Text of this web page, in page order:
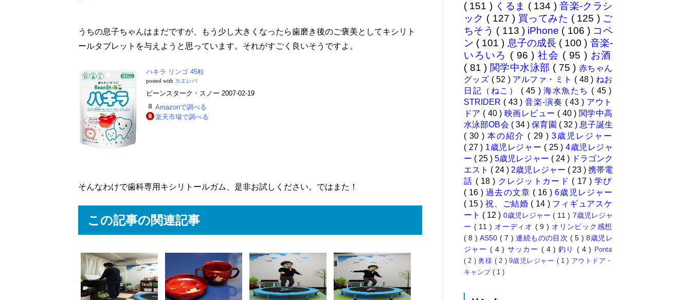
うちの息子ちゃんはまだですが、もう少し大きくなったら歯磨き後のご褒美としてキシリト
ールタブレットを与えようと思っています。それがすごく良いそうですよ。
ハキラ リンゴ 45粒
posted with カエレバ
ビーンスターク・スノー 2007-02-19
Amazonで調べる
楽天市場で調べる
そんなわけで歯科専用キシリトールガム、是非お試しください。ではまた！
この記事の関連記事
( 151 ) くるま ( 134 )音楽-クラシ
ック ( 127 ) 買ってみた ( 125 ) ご
ちそう ( 113 ) iPhone ( 106 ) コペ
ン ( 101 ) 息子の成長 ( 100 ) 音楽-
いろいろ ( 96 )社会 ( 95 ) お酒
( 81 ) 関学中水泳部 ( 75 ) 赤ちゃん
グッズ ( 52 ) アルファ・ミト ( 48 ) ねお
日記（ねこ） ( 45 ) 海水魚たち ( 45 )
STRIDER ( 43 )音楽-演奏 ( 43 ) アウト
ドア ( 40 ) 映画レビュー ( 40 ) 関学中高
水泳部OB会 ( 34 )保育園 ( 32 ) 息子誕生
( 30 )本の紹介 ( 29 ) 3歳児レジャー
( 27 ) 1歳児レジャー ( 25 ) 4歳児レジャ
ー ( 25 )5歳児レジャー ( 24 ) ドラゴンク
エスト ( 24 ) 2歳児レジャー ( 23 ) 携帯電
話 ( 18 ) クレジットカード ( 17 )学び
( 16 )過去の文章 ( 16 )6歳児レジャー
( 15 )祝、ご結婚 ( 14 ) フィギュアスケ
ート ( 12 ) 0歳児レジャー( 11 ) 7歳児レジャ
ー ( 11 ) オーディオ ( 9 ) オリンピック感想
( 8 )AS50 ( 7 )連続ものの目次 ( 5 )8歳児レ
ジャー ( 4 ) サッカー ( 4 )釣り ( 4 ) Ponta
( 2 )奥様 ( 2 )9歳児レジャー ( 1 ) アウトドア・
キャンプ ( 1 )